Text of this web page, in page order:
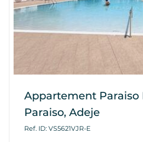
Appartement Paraiso
Paraiso, Adeje
Ref. ID: VS5621VJR-E